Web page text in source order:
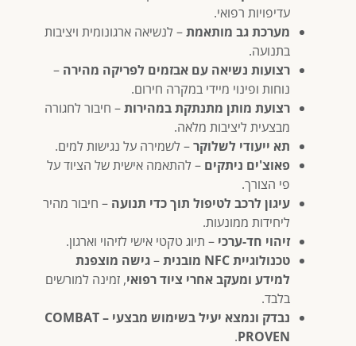
עדיפויות רפואי.
מערכת גב מותאמת– לנשיאה ארגונומית ויציבות
בתנועה.
רצועות נשיאה עם אבזמים לפריקה מהירה –
נוחות ופינוי מיידי במקרה חירום.
רצועת מותן מתנתקת במהירות– חיבור לחגורה
מבצעית ליציבות מלאה.
תא ייעודי לשלוקר– לשמירה על נגישות למים.
פאוצ'ים ניתקים – להתאמה אישית של הציוד על
פי הצורך.
עיגון לרכב לטיפול תוך כדי תנועה – חיבור מהיר
ליחידות ממונעות.
זיהוי חד-ערכי – תיוג טקטי אישי לזיהוי וארגון.
טכנולוגיית NFC מובנית
–גישה מוצפנת
למידע ומעקב אחרי ציוד רפואי, זמינה למורשים
בלבד.
נבדק ונמצא יעיל בשימוש מבצעי – COMBAT
PROVEN
.